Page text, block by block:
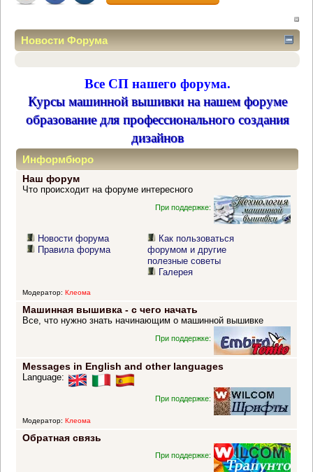
Новости Форума
Все СП нашего форума.
Курсы машинной вышивки на нашем форуме
образование для профессионального создания
дизайнов
Информбюро
Наш форум
Что происходит на форуме интересного
При поддержке:
Новости форума
Правила форума
Как пользоваться
форумом и другие
полезные советы
Галерея
Модератор: Клеома
Машинная вышивка - с чего начать
Все, что нужно знать начинающим о машинной вышивке
При поддержке:
Messages in English and other languages
Language:
При поддержке:
Модератор: Клеома
Обратная связь
При поддержке: